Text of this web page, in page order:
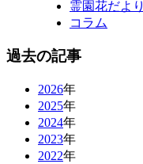
霊園花だより
コラム
過去の記事
2026年
2025年
2024年
2023年
2022年